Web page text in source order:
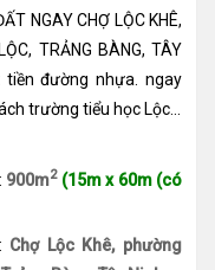
NGAY CHỢ LỘC KHÊ,
TRẢNG BÀNG, TÂY
tiền đường nhựa. ngay
trường tiểu học Lộc...
900m2 (15m x 60m (có
Chợ Lộc Khê, phường